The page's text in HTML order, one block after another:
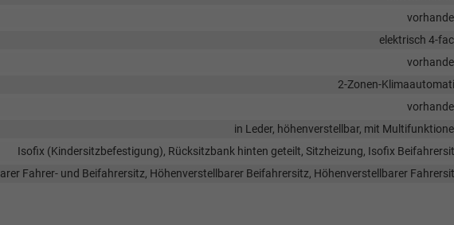
elektrisch 4-
2-Zonen-
in Leder, höhenverstellbar, mit
Isofix (Kindersitzbefestigung), Rücksitzbank hinten geteilt, Sitzheizung, Isofix
Fahrer- und Beifahrersitz, Höhenverstellbarer Beifahrersitz, Höhenverstellbarer